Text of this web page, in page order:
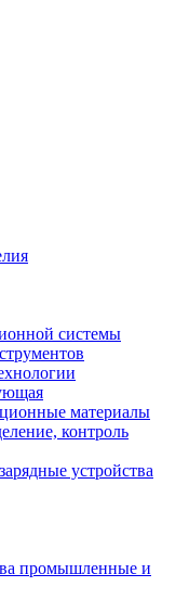
системы
материалы
контроль
устройства
промышленные и